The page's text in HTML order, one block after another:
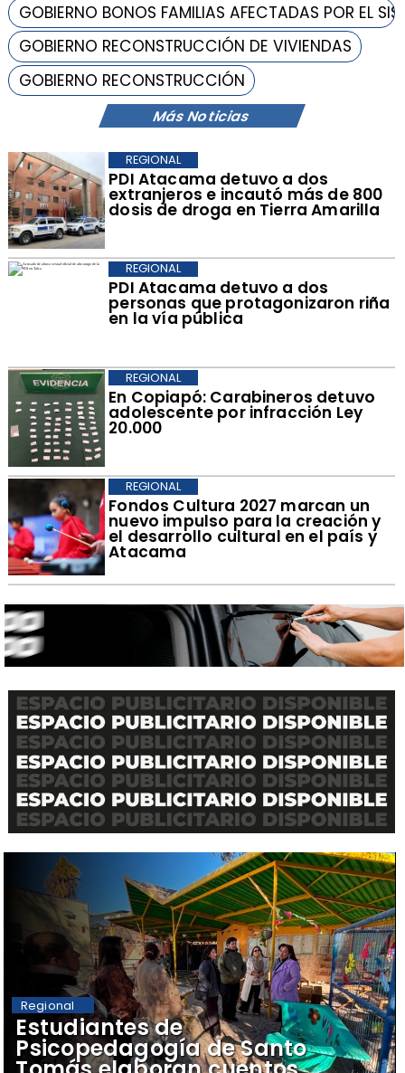
Más Noticias
​PDI Atacama detuvo a dos
extranjeros e incautó más de 800
dosis de droga en Tierra Amarilla
REGIONAL
PDI Atacama detuvo a dos
personas que protagonizaron riña
en la vía pública
REGIONAL
​En Copiapó: Carabineros detuvo
adolescente por infracción Ley
20.000
REGIONAL
​Fondos Cultura 2027 marcan un
nuevo impulso para la creación y
el desarrollo cultural en el país y
Atacama
REGIONAL
GOBIERNO BONOS FAMILIAS AFECTADAS POR EL
GOBIERNO RECONSTRUCCIÓN DE VIVIENDAS
GOBIERNO RECONSTRUCCIÓN
​Estudiantes de
Psicopedagogía de Santo
Regional